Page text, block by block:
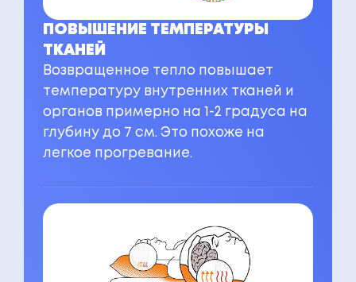
ПОВЫШЕНИЕ ТЕМПЕРАТУРЫ
ТКАНЕЙ
Возвращенное тепло повышает
температуру внутренних тканей и
органов примерно на 1-2 градуса на
глубину до 7 см. Это похоже на
легкое прогревание.